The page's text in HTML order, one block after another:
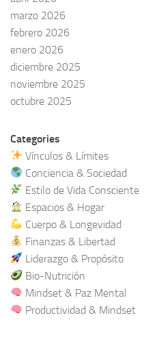
marzo 2026
febrero 2026
enero 2026
diciembre 2025
noviembre 2025
octubre 2025
Categories
Vínculos & Límites
Conciencia & Sociedad
Estilo de Vida Consciente
Espacios & Hogar
Cuerpo & Longevidad
Finanzas & Libertad
Liderazgo & Propósito
Bio-Nutrición
Mindset & Paz Mental
Productividad & Mindset